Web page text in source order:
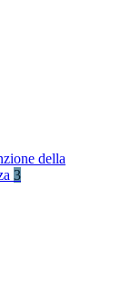
della
3